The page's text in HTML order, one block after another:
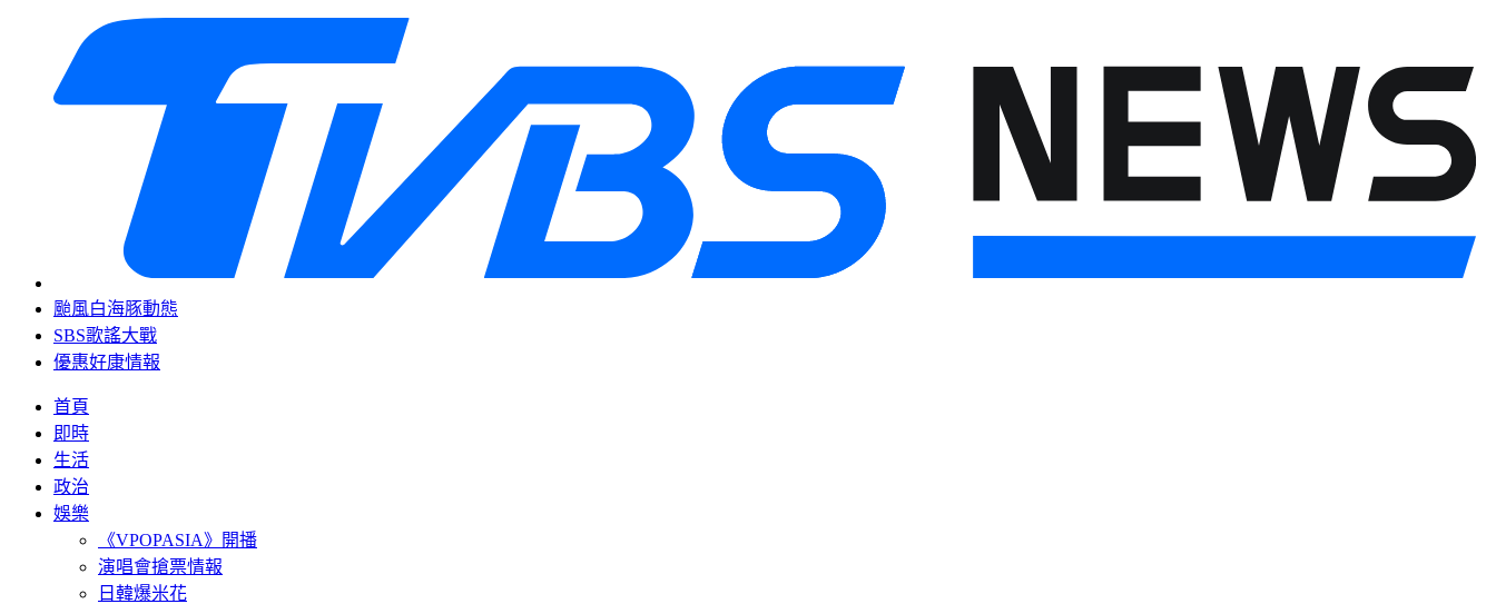
颱風白海豚動態
SBS歌謠大戰
優惠好康情報
首頁
即時
生活
政治
娛樂
《VPOPASIA》開播
演唱會搶票情報
日韓爆米花